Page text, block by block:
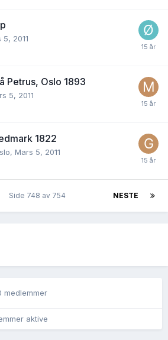
5, 2011
Petrus, Oslo 1893
5, 2011
1822
, Mars 5, 2011
NESTE
Side 748 av 754
medlemmer
aktive